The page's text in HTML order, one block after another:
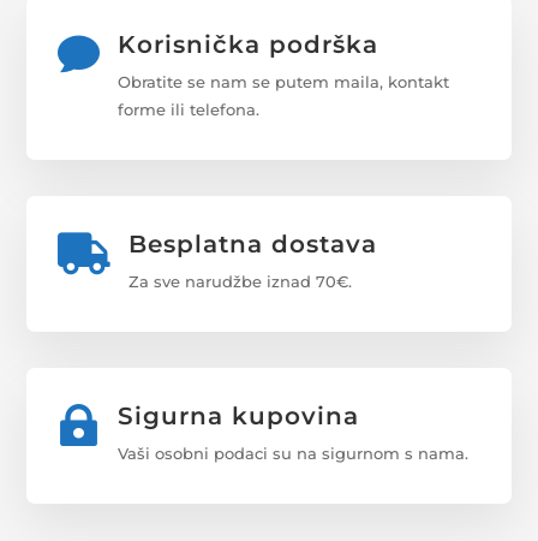
 Korisnička podrška
Obratite se nam se putem maila, kontakt
forme ili telefona.
 Besplatna dostava
Za sve narudžbe iznad 70€.
 Sigurna kupovina
Vaši osobni podaci su na sigurnom s nama.